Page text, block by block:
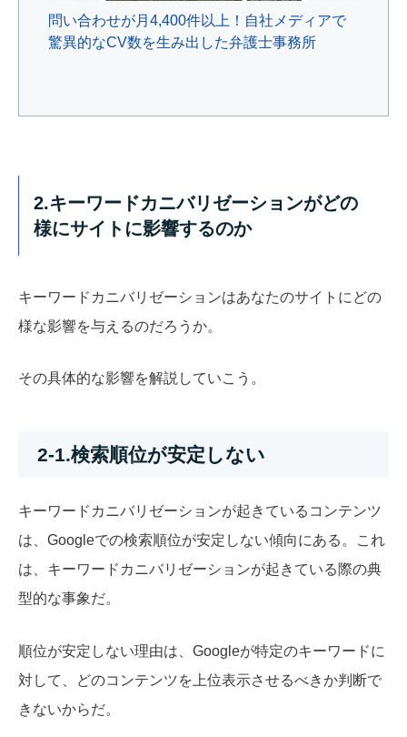
問い合わせが月4,400件以上！自社メディアで
驚異的なCV数を生み出した弁護士事務所
2.キーワードカニバリゼーションがどの
様にサイトに影響するのか
キーワードカニバリゼーションはあなたのサイトにどの
様な影響を与えるのだろうか。
その具体的な影響を解説していこう。
2-1.検索順位が安定しない
キーワードカニバリゼーションが起きているコンテンツ
は、Googleでの検索順位が安定しない傾向にある。これ
は、キーワードカニバリゼーションが起きている際の典
型的な事象だ。
順位が安定しない理由は、Googleが特定のキーワードに
対して、どのコンテンツを上位表示させるべきか判断で
きないからだ。